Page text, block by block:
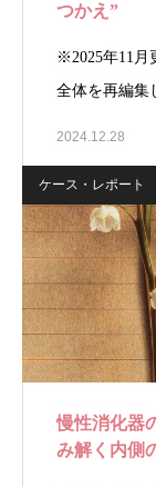
つかえ”
※2025年11月
全体を再編
2024.12.28
ケース・レポート
慢性消化器
み解く内側